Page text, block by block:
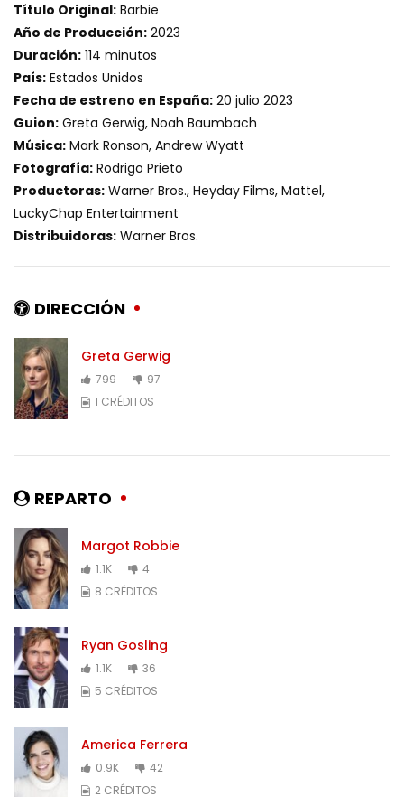
Título Original: Barbie
Año de Producción: 2023
Duración: 114 minutos
País: Estados Unidos
Fecha de estreno en España: 20 julio 2023
Guion: Greta Gerwig, Noah Baumbach
Música: Mark Ronson, Andrew Wyatt
Fotografía: Rodrigo Prieto
Productoras: Warner Bros., Heyday Films, Mattel,
LuckyChap Entertainment
Distribuidoras: Warner Bros.
DIRECCIÓN
Greta Gerwig
799
97
1 CRÉDITOS
REPARTO
Margot Robbie
1.1K
4
8 CRÉDITOS
Ryan Gosling
1.1K
36
5 CRÉDITOS
America Ferrera
0.9K
42
2 CRÉDITOS